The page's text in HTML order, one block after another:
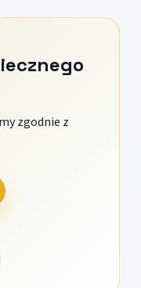
zgodnie z